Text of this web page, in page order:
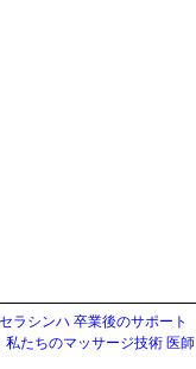
ラシンハ 卒業後のサポート
私たちのマッサージ技術 医師